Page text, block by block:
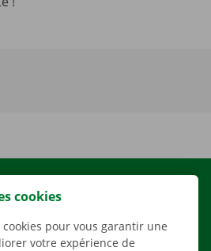
LOCATION
SERVICES
cookies
pour vous garantir une
votre expérience de